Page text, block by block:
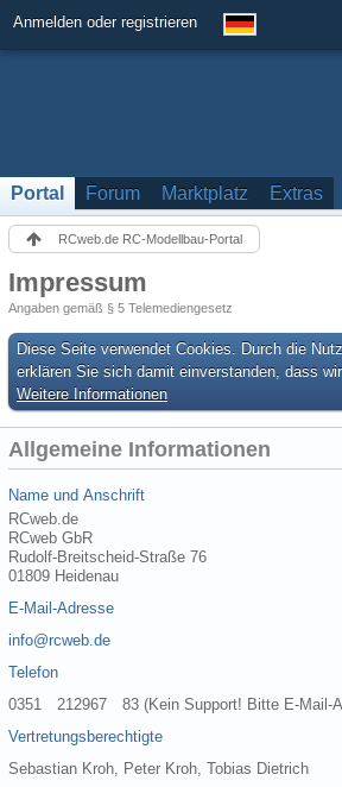
Anmelden oder registrieren
Portal Forum Marktplatz Extras
RCweb.de RC-Modellbau-Portal
Impressum
Angaben gemäß § 5 Telemediengesetz
Diese Seite verwendet Cookies. Durch die
erklären Sie sich damit einverstanden, dass
Weitere Informationen
Allgemeine Informationen
Name und Anschrift
RCweb.de
RCweb GbR
Rudolf-Breitscheid-Straße 76
01809 Heidenau
E-Mail-Adresse
info@rcweb.de
Telefon
0351 212967 83 (Kein Support! Bitte E-Mail-
Vertretungsberechtigte
Sebastian Kroh, Peter Kroh, Tobias Dietrich